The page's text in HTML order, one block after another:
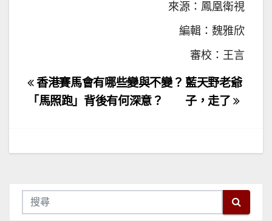
來源：鳳凰衛視
編輯：魏雅欣
審校：王言
文
章
覽
藍天野老爺
子，走了
香港賽馬會有哪些變與不變？
「馬照跑」背後有何深意？